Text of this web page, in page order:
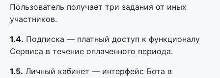
Пользователь получает три задания от иных
участников.
1.4. Подписка — платный доступ к функционалу
Сервиса в течение оплаченного периода.
1.5. Личный кабинет — интерфейс Бота в